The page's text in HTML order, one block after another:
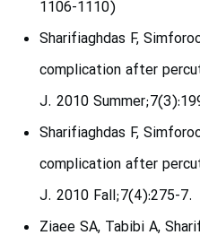
1106-1110)
Sharifiaghdas F,
complication after
J. 2010
Sharifiaghdas F,
complication after
J. 2010 Fall;7(4):275-7.
Ziaee SA, Tabibi A,